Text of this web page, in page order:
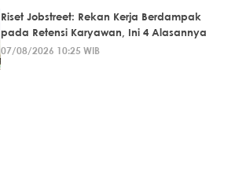
Riset Jobstreet: Rekan Kerja Berdampak
pada Retensi Karyawan, Ini 4 Alasannya
07/08/2026 10:25 WIB